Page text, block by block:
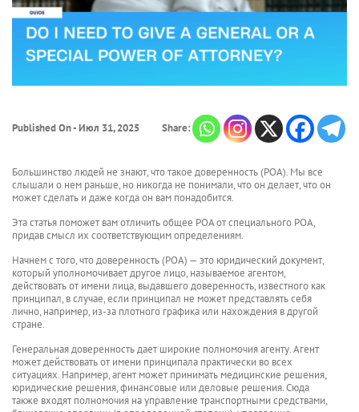
Published On - Июл 31, 2025 Share:
Большинство людей не знают, что такое доверенность (POA). Мы все
слышали о нем раньше, но никогда не понимали, что он делает, что он
может сделать и даже когда он вам понадобится.
Эта статья поможет вам отличить общее POA от специального POA,
придав смысл их соответствующим определениям.
Начнем с того, что доверенность (POA) — это юридический документ,
который уполномочивает другое лицо, называемое агентом,
действовать от имени лица, выдавшего доверенность, известного как
принципал, в случае, если принципал не может представлять себя
лично, например, из-за плотного графика или нахождения в другой
стране.
Генеральная доверенность дает широкие полномочия агенту. Агент
может действовать от имени принципала практически во всех
ситуациях. Например, агент может принимать медицинские решения,
юридические решения, финансовые или деловые решения. Сюда
также входят полномочия на управление транспортными средствами,